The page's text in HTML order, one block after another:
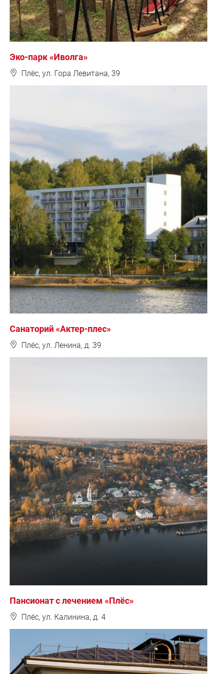
Эко-парк «Иволга»
❽ Плёс, ул. Гора Левитана, 39
Санаторий «Актер-плес»
❽ Плёс, ул. Ленина, д. 39
Пансионат с лечением «Плёс»
❽ Плёс, ул. Калинина, д. 4